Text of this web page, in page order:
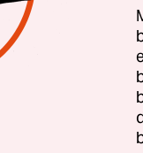
stürzte
seine
war diese
nur
zum